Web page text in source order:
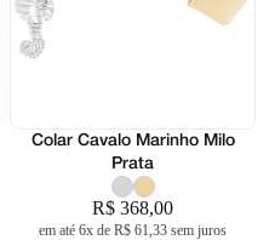
Colar Cavalo Marinho Milo
Prata
R$ 368,00
em até 6x de R$ 61,33 sem juros